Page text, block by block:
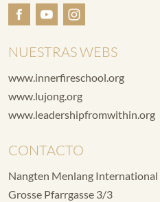
NUESTRAS WEBS
www.innerfireschool.org
www.lujong.org
www.leadershipfromwithin.org
CONTACTO
Nangten Menlang International
Grosse Pfarrgasse 3/3